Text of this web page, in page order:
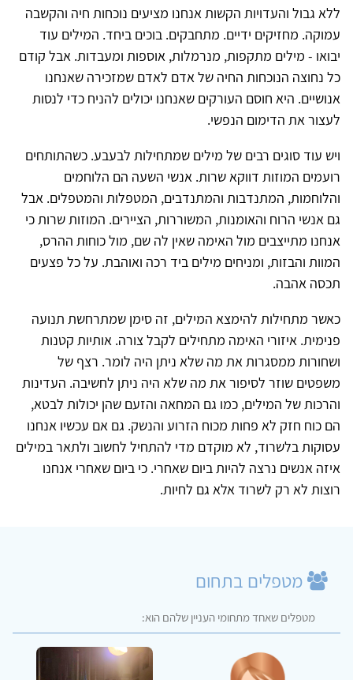
ללא גבול והעדויות הקשות אנחנו מציעים נוכחות חיה והקשבה
עמוקה. מחזיקים ידיים. מתחבקים. בוכים ביחד. המילים עוד
יבואו - מילים מתקפות, מנרמלות, אוספות ומעבדות. אבל קודם
כל נחוצה הנוכחות החיה של אדם לאדם שמזכירה שאנחנו
אנושיים. היא חוסם העורקים שאנחנו יכולים להניח כדי לנסות
לעצור את הדימום הנפשי.
ויש עוד סוגים רבים של מילים שמתחילות לבעבע. כשהתותחים
רועמים המוזות דווקא שרות. אנשי השעה הם הלוחמים
והלוחמות, המתנדבות והמתנדבים, המטפלות והמטפלים. אבל
גם אנשי הרוח והאומנות, המשוררות, הציירים. המוזות שרות כי
אנחנו מתייצבים מול האימה שאין לה שם, מול כוחות ההרס,
המוות והבזות, ומניחים מילים ביד רכה ואוהבת. על כל פצעים
תכסה אהבה.
כאשר מתחילות להימצא המילים, זה סימן שמתרחשת תנועה
פנימית. איזורי האימה מתחילים לקבל צורה. אותיות קטנות
ושחורות ממסגרות את מה שלא ניתן היה לומר. רצף של
משפטים שוזר לסיפור את מה שלא היה ניתן לחשיבה. העדינות
והרכות של המילים, כמו גם המחאה והזעם שהן יכולות לבטא,
הם כוח חזק לא פחות מכוח הזרוע והנשק. גם אם עכשיו אנחנו
עסוקות בלשרוד, לא מוקדם מדי להתחיל לחשוב ולתאר במילים
איזה אנשים נרצה להיות ביום שאחרי. כי ביום שאחרי אנחנו
רוצות לא רק לשרוד אלא גם לחיות.
מטפלים בתחום
מטפלים שאחד מתחומי העניין שלהם הוא: